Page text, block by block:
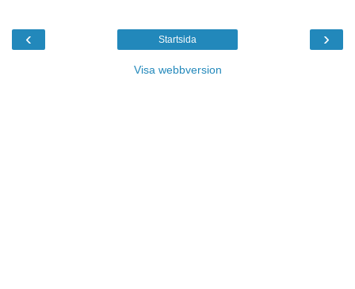
‹ ›
Startsida
Visa webbversion